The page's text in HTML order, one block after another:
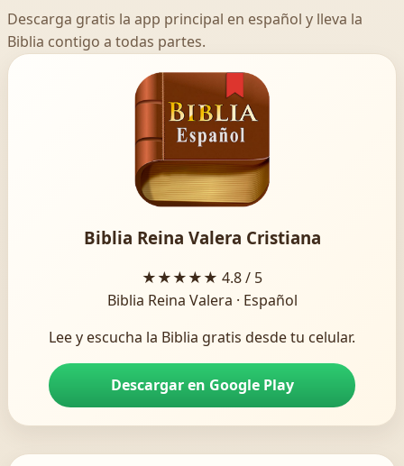
Descarga gratis la app principal en español y lleva la
Biblia contigo a todas partes.
Biblia Reina Valera Cristiana
★★★★★ 4.8 / 5
Biblia Reina Valera · Español
Lee y escucha la Biblia gratis desde tu celular.
Descargar en Google Play